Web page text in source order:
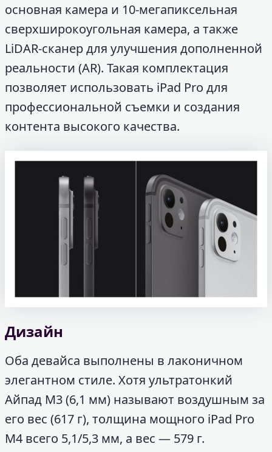
основная камера и 10-мегапиксельная
сверхширокоугольная камера, а также
LiDAR-сканер для улучшения дополненной
реальности (AR). Такая комплектация
позволяет использовать iPad Pro для
профессиональной съемки и создания
контента высокого качества.
Дизайн
Оба девайса выполнены в лаконичном
элегантном стиле. Хотя ультратонкий
Айпад М3 (6,1 мм) называют воздушным за
его вес (617 г), толщина мощного iPad Pro
M4 всего 5,1/5,3 мм, а вес — 579 г.